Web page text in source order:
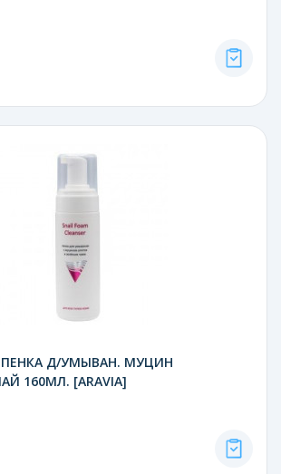
Д/УМЫВАН. МУЦИН
160МЛ. [ARAVIA]